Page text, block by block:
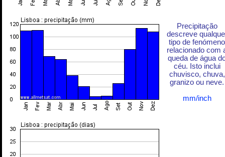
Precipitação
descreve
tipo de fenómeno
relacionado com
queda de água
céu. Isto inclui
chuvisco, chuva,
granizo ou neve.
mm/inch